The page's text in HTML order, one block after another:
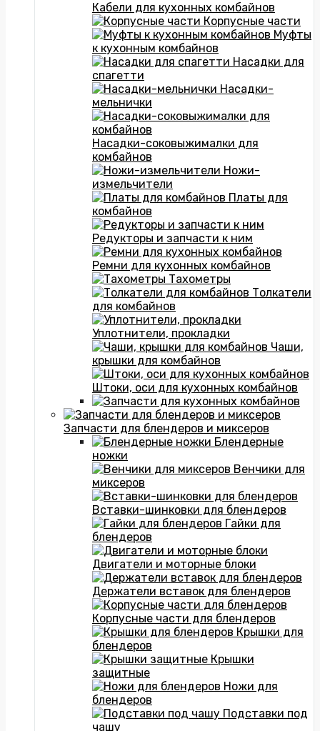
Кабели для кухонных комбайнов
Корпусные части
Муфты
к кухонным комбайнов
Насадки для
спагетти
Насадки-
мельнички
Насадки-соковыжималки для
комбайнов
Ножи-
измельчители
Платы для
комбайнов
Редукторы и запчасти к ним
Ремни для кухонных комбайнов
Тахометры
Толкатели
для комбайнов
Уплотнители, прокладки
Чаши,
крышки для комбайнов
Штоки, оси для кухонных комбайнов
Запчасти для блендеров и миксеров
Блендерные
ножки
Венчики для
миксеров
Вставки-шинковки для блендеров
Гайки для
блендеров
Двигатели и моторные блоки
Держатели вставок для блендеров
Корпусные части для блендеров
Крышки для
блендеров
Крышки
защитные
Ножи для
блендеров
Подставки под
чашу